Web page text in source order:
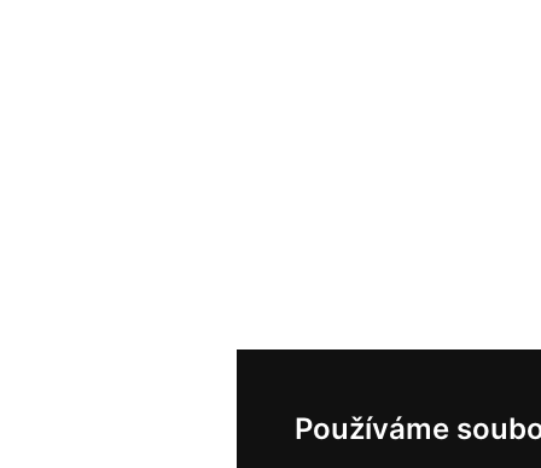
Používáme